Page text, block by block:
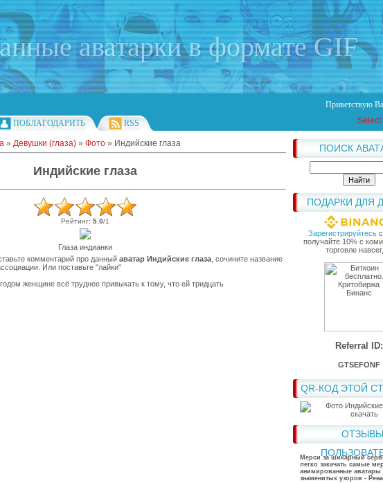
аватарки в формате GIF
Приветствую
ПОБЛАГОДАРИТЬ RSS Select
ПОИСК
ПОДАРКИ ДЛЯ
Зарегистрируйтесь
получайте 10% с
торговле
Referral ID:
GTSEFONF
QR-КОД ЭТОЙ
ОТЗЫВЫ
Мерси за шикарный
легко закачать самые
анимированные аватары
знаменитых узоров -
» Девушки (глаза) » Фото » Индийские глаза
Индийские глаза
Рейтинг: 5.0/1
Глаза индианки
комментарий про данный аватар Индийские глаза , сочините название
Или поставьте "лайки"
женщине всё труднее привыкать к тому, что ей тридцать